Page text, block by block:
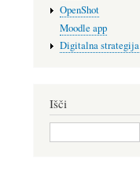
OpenShot
Moodle app
Digitalna strategija
Išči
Išči